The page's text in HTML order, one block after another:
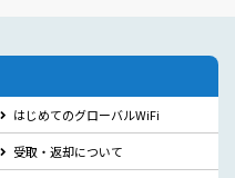
はじめてのグローバルWiFi
受取・返却について